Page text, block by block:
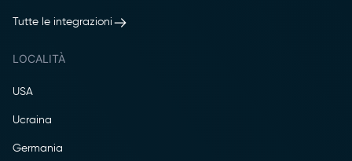
Tutte le integrazioni
LOCALITÀ
USA
Ucraina
Germania